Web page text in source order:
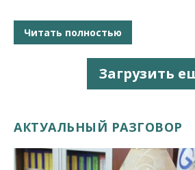
Читать полностью
Загрузить
АКТУАЛЬНЫЙ РАЗГОВОР